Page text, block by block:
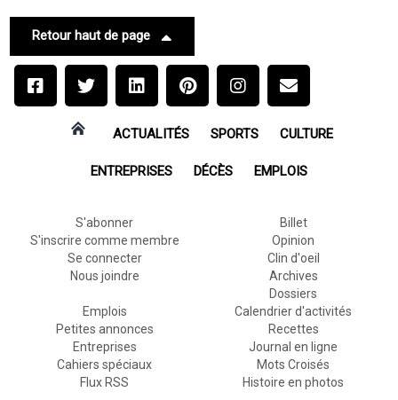
Retour haut de page
ACTUALITÉS SPORTS CULTURE
ENTREPRISES DÉCÈS EMPLOIS
S'abonner
S'inscrire comme membre
Se connecter
Nous joindre
Billet
Opinion
Clin d'oeil
Archives
Dossiers
Emplois
Petites annonces
Entreprises
Cahiers spéciaux
Flux RSS
Calendrier d'activités
Recettes
Journal en ligne
Mots Croisés
Histoire en photos